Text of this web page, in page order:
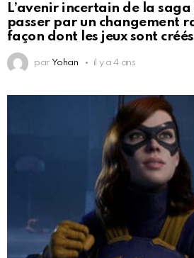
L’avenir incertain de la
passer par un changement
façon dont les jeux sont créés
par Yohan il y a 4 ans